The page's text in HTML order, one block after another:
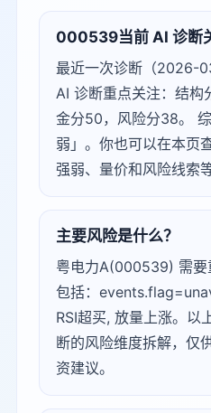
000539当前 AI 诊断
最近一次诊断（2026-
AI 诊断重点关注：结构
金分50，风险分38。
弱」。你也可以在本页
强弱、量价和风险线索
主要风险是什么？
粤电力A(000539) 需要
包括：
RSI超买, 放量上涨。以
断的风险维度拆解，仅
资建议。